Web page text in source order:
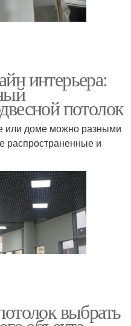
интерьера:
потолок
или доме можно разными
распространенные и
выбрать